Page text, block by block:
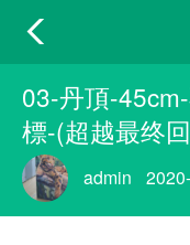
03-丹頂-
標-(超越最终
admin